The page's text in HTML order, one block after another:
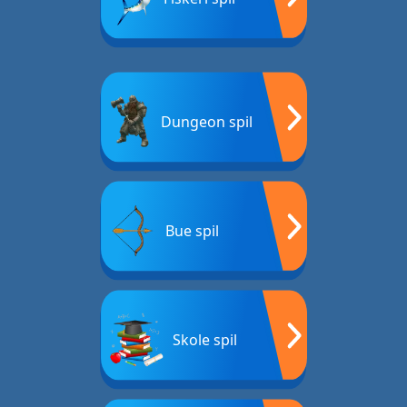
Dungeon spil
Bue spil
Skole spil